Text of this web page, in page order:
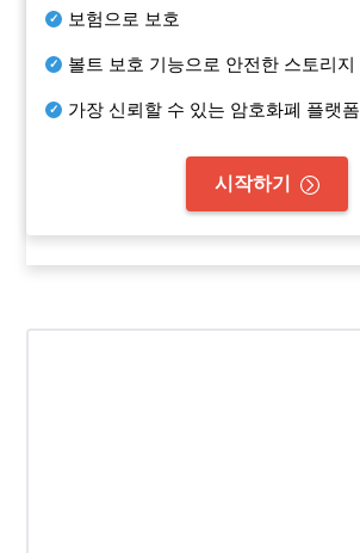
보험으로 보호
볼트 보호 기능으로 안전한 스토리지
가장 신뢰할 수 있는 암호화폐 플랫폼
시작하기